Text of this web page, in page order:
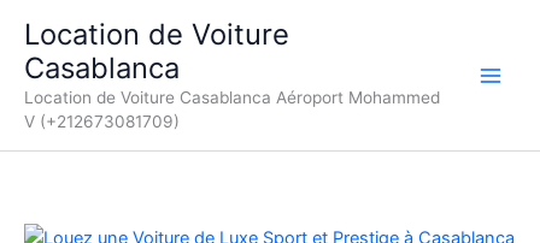
contenu
Location de Voiture
Casablanca
Location de Voiture Casablanca Aéroport Mohammed
V (+212673081709)